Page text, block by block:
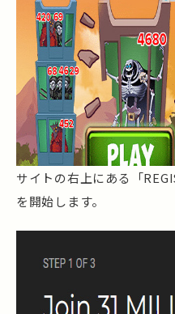
サイトの右上にある「
を開始します。